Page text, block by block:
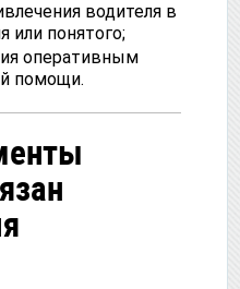
водителя в
или понятого;
оперативным
помощи.